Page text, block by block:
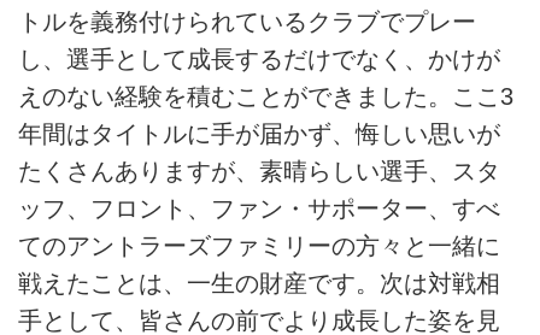
トルを義務付けられているクラブでプレー
し、選手として成長するだけでなく、かけが
えのない経験を積むことができました。ここ3
年間はタイトルに手が届かず、悔しい思いが
たくさんありますが、素晴らしい選手、スタ
ッフ、フロント、ファン・サポーター、すべ
てのアントラーズファミリーの方々と一緒に
戦えたことは、一生の財産です。次は対戦相
手として、皆さんの前でより成長した姿を見